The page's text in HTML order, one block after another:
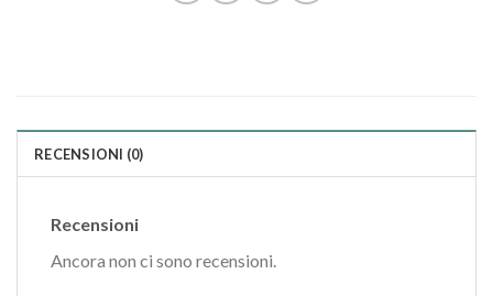
RECENSIONI (0)
Recensioni
Ancora non ci sono recensioni.